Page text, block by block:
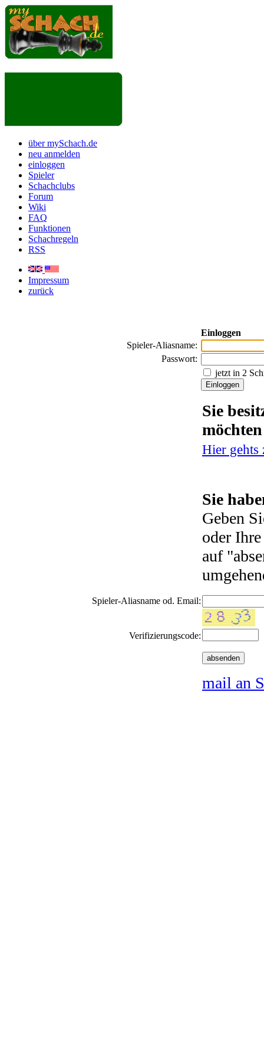
über mySchach.de
neu anmelden
einloggen
Spieler
Schachclubs
Forum
Wiki
FAQ
Funktionen
Schachregeln
RSS
Impressum
zurück
Einloggen
Spieler-Aliasname:
Passwort:
jetzt in 2
Sie
Hier
Sie
Geben
oder
auf
Spieler-Aliasname od. Email:
Verifizierungscode:
mail an